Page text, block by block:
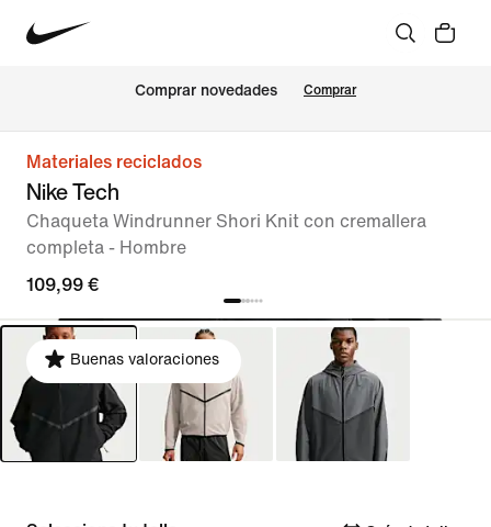
Comprar novedades Comprar
Materiales reciclados
Nike Tech
Chaqueta Windrunner Shori Knit con cremallera
completa - Hombre
109,99 €
Buenas valoraciones